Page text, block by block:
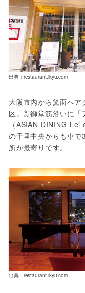
出典：restaurant.ikyu.com
大阪市内から箕面へ
区。新御堂筋沿いに
（ASIAN DINING
の千里中央からも車で
所が最寄りです。
出典：restaurant.ikyu.com